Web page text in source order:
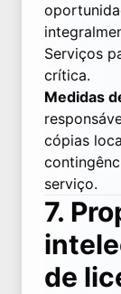
Serviços
crítica.
Medidas
cópias
serviço.
7.
de